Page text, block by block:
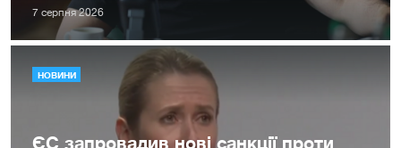
7 серпня 2026
НОВИНИ
ЄС запровадив нові санкції проти